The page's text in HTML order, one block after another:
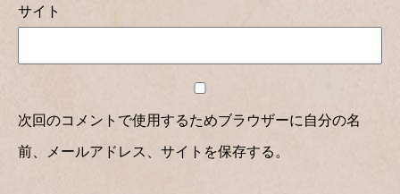
サイト
次回のコメントで使用するためブラウザーに自分の名
前、メールアドレス、サイトを保存する。